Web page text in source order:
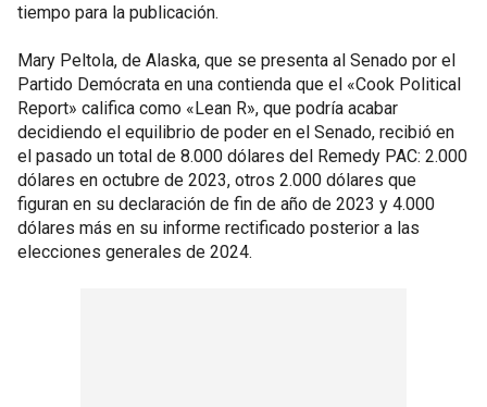
tiempo para la publicación.
Mary Peltola, de Alaska, que se presenta al Senado por el
Partido Demócrata en una contienda que el «Cook Political
Report» califica como «Lean R», que podría acabar
decidiendo el equilibrio de poder en el Senado, recibió en
el pasado un total de 8.000 dólares del Remedy PAC: 2.000
dólares en octubre de 2023, otros 2.000 dólares que
figuran en su declaración de fin de año de 2023 y 4.000
dólares más en su informe rectificado posterior a las
elecciones generales de 2024.